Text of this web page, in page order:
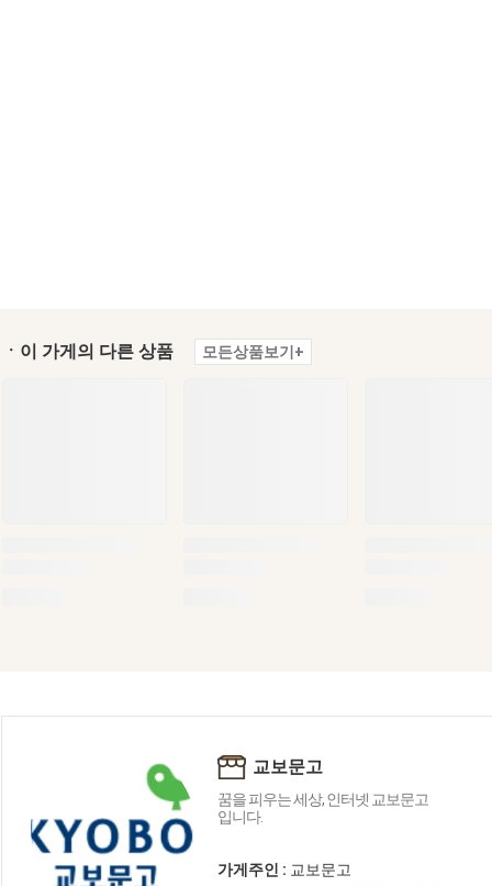
ㆍ이 가게의 다른 상품 모든상품보기+
교보문고
꿈을 피우는 세상, 인터넷 교보문고
입니다.
가게주인 : 교보문고